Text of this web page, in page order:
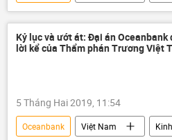
Đỗ Văn Khạnh
PVEP
Kỷ lục và ướt át: Đại án Oceanbank
lời kể của Thẩm phán Trương Việt
5 Tháng Hai 2019, 11:54
Oceanbank Việt Nam